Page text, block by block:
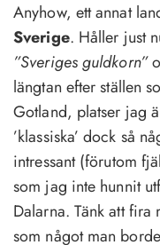
Anyhow, ett annat
Sverige. Håller just
”Sveriges guldkorn”
längtan efter ställen
Gotland, platser jag
’klassiska’ dock så
intressant (förutom
som jag inte hunnit
Dalarna. Tänk att
som något man